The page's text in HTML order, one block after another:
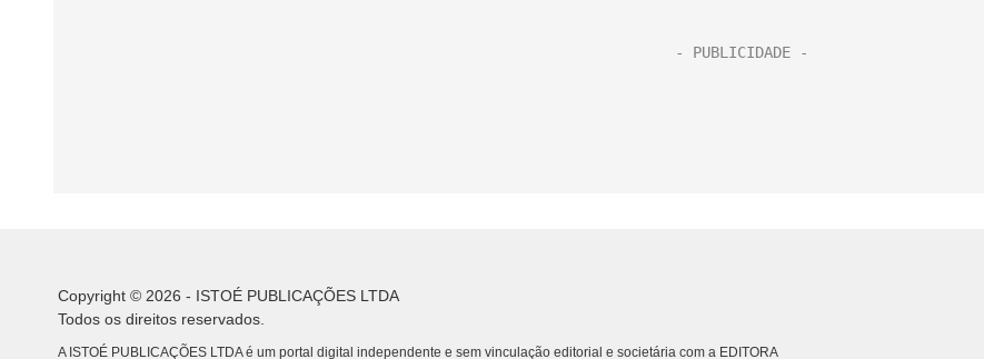
Copyright © 2026 - ISTOÉ PUBLICAÇÕES LTDA
Todos os direitos reservados.
A ISTOÉ PUBLICAÇÕES LTDA é um portal digital independente e sem vinculação editorial e societária com a EDITORA